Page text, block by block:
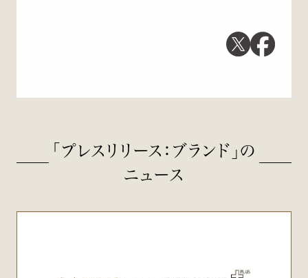
「プレスリリース：ブランド」の
ニュース